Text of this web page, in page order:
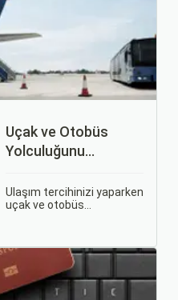
Uçak ve Otobüs
Yolculuğunu
Sizin İçin Uygun?
Ulaşım tercihinizi yaparken
uçak ve otobüs
ihtiyaçlara hitap eden,
çeşitli avantajlar ve
dezavantajlar sunar.